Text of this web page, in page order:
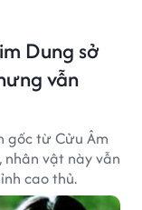
Dung sở
vẫn
gốc từ Cửu Âm
nhân vật này vẫn
cao thủ.